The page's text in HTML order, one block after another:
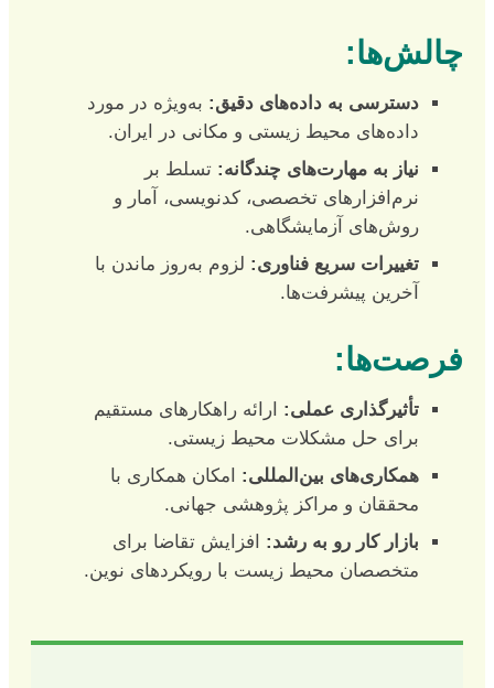
چالش‌ها:
دسترسی به داده‌های دقیق: به‌ویژه در مورد
داده‌های محیط زیستی و مکانی در ایران.
نیاز به مهارت‌های چندگانه: تسلط بر
نرم‌افزارهای تخصصی، کدنویسی، آمار و
روش‌های آزمایشگاهی.
تغییرات سریع فناوری: لزوم به‌روز ماندن با
آخرین پیشرفت‌ها.
فرصت‌ها:
تأثیرگذاری عملی: ارائه راهکارهای مستقیم
برای حل مشکلات محیط زیستی.
همکاری‌های بین‌المللی: امکان همکاری با
محققان و مراکز پژوهشی جهانی.
بازار کار رو به رشد: افزایش تقاضا برای
متخصصان محیط زیست با رویکردهای نوین.